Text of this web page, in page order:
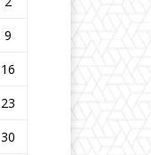
9
16
23
30